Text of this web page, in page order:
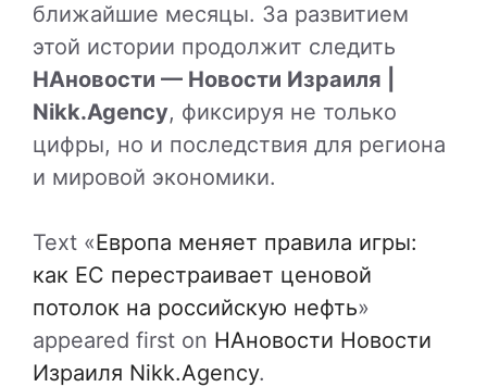
ближайшие месяцы. За развитием
этой истории продолжит следить
НАновости — Новости Израиля |
Nikk.Agency, фиксируя не только
цифры, но и последствия для региона
и мировой экономики.
Text «Европа меняет правила игры:
как ЕС перестраивает ценовой
потолок на российскую нефть»
appeared first on НАновости Новости
Израиля Nikk.Agency.